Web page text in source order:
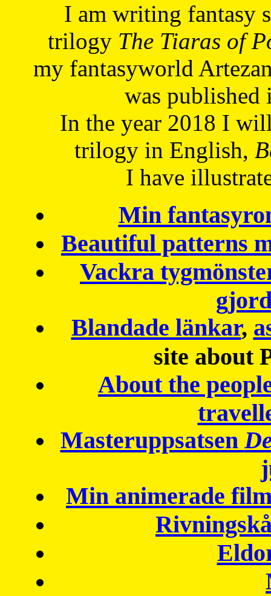
I am writing fantasy
trilogy The Tiaras of
my fantasyworld
was published
In the year 2018 I
trilogy in English,
I have
Min
Beautiful patterns
Vackra
Blandade länkar,
site about
About the
Masteruppsatsen
Min animerade